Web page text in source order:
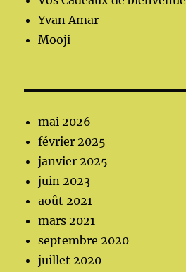
Yvan Amar
Mooji
mai 2026
février 2025
janvier 2025
juin 2023
août 2021
mars 2021
septembre 2020
juillet 2020